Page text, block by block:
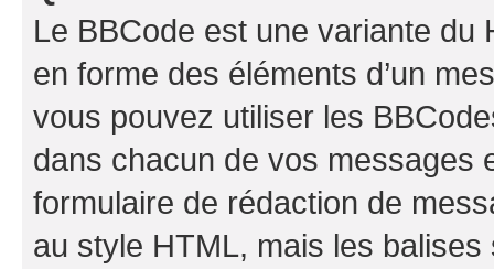
Le BBCode est une variante du
en forme des éléments d’un
vous pouvez utiliser les
dans chacun de vos messages
formulaire de rédaction de
au style HTML, mais les